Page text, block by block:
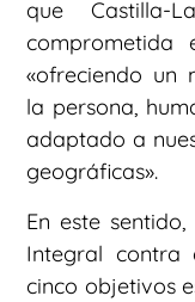
que Castilla-
comprometida
«ofreciendo un
la persona,
adaptado a
geográficas».
En este
Integral contra
cinco objetivos